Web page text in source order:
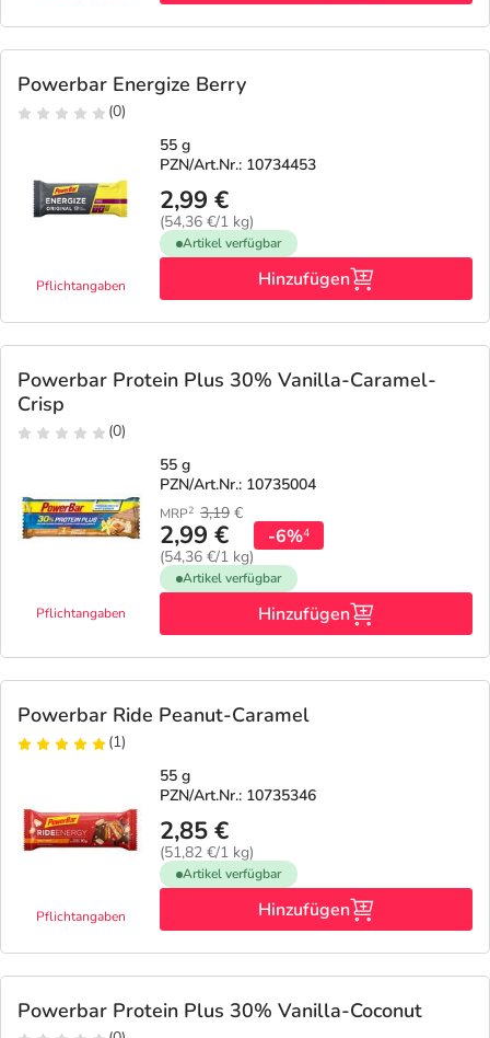
Powerbar Energize Berry
(0)
Pflichtangaben
55 g
PZN/Art.Nr.: 10734453
2,99 €
(54,36 €/1 kg)
Artikel verfügbar
Hinzufügen
Powerbar Protein Plus 30% Vanilla-Caramel-
Crisp
(0)
Pflichtangaben
55 g
PZN/Art.Nr.: 10735004
MRP2 3,19 €
2,99 €
(54,36 €/1 kg)
-6%4
Artikel verfügbar
Hinzufügen
Powerbar Ride Peanut-Caramel
(1)
Pflichtangaben
55 g
PZN/Art.Nr.: 10735346
2,85 €
(51,82 €/1 kg)
Artikel verfügbar
Hinzufügen
Powerbar Protein Plus 30% Vanilla-Coconut